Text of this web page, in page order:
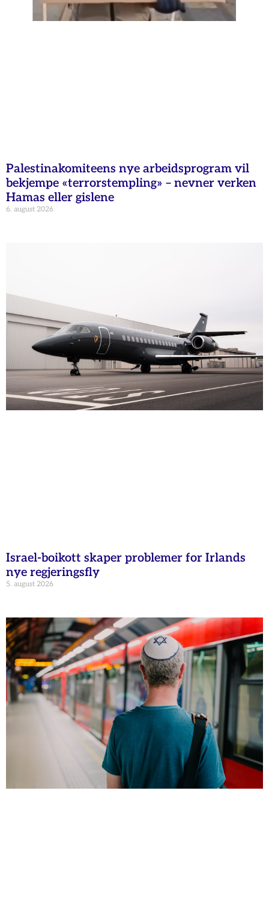
Palestinakomiteens nye arbeidsprogram vil
bekjempe «terrorstempling» – nevner verken
Hamas eller gislene
6. august 2026
Israel-boikott skaper problemer for Irlands
nye regjeringsfly
5. august 2026